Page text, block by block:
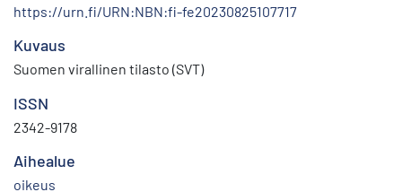
https://urn.fi/URN:NBN:fi-fe20230825107717
Kuvaus
Suomen virallinen tilasto (SVT)
ISSN
2342-9178
Aihealue
oikeus